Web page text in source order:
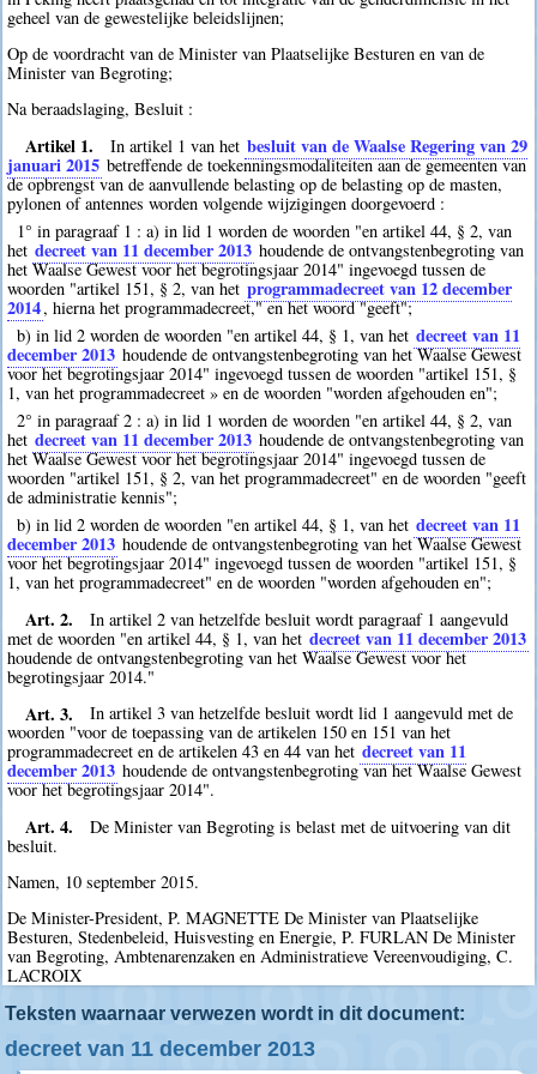
geheel van de gewestelijke beleidslijnen;
Op de voordracht van de Minister van Plaatselijke Besturen en van de
Minister van Begroting;
Na beraadslaging, Besluit :
Artikel 1. In artikel 1 van het besluit van de Waalse Regering van 29
januari 2015 betreffende de toekenningsmodaliteiten aan de gemeenten van
de opbrengst van de aanvullende belasting op de belasting op de masten,
pylonen of antennes worden volgende wijzigingen doorgevoerd :
1° in paragraaf 1 : a) in lid 1 worden de woorden "en artikel 44, § 2, van
het decreet van 11 december 2013 houdende de ontvangstenbegroting van
het Waalse Gewest voor het begrotingsjaar 2014" ingevoegd tussen de
woorden "artikel 151, § 2, van het programmadecreet van 12 december
2014, hierna het programmadecreet," en het woord "geeft";
b) in lid 2 worden de woorden "en artikel 44, § 1, van het decreet van 11
december 2013 houdende de ontvangstenbegroting van het Waalse Gewest
voor het begrotingsjaar 2014" ingevoegd tussen de woorden "artikel 151, §
1, van het programmadecreet » en de woorden "worden afgehouden en";
2° in paragraaf 2 : a) in lid 1 worden de woorden "en artikel 44, § 2, van
het decreet van 11 december 2013 houdende de ontvangstenbegroting van
het Waalse Gewest voor het begrotingsjaar 2014" ingevoegd tussen de
woorden "artikel 151, § 2, van het programmadecreet" en de woorden "geeft
de administratie kennis";
b) in lid 2 worden de woorden "en artikel 44, § 1, van het decreet van 11
december 2013 houdende de ontvangstenbegroting van het Waalse Gewest
voor het begrotingsjaar 2014" ingevoegd tussen de woorden "artikel 151, §
1, van het programmadecreet" en de woorden "worden afgehouden en";
Art. 2.
In artikel 2 van hetzelfde besluit wordt paragraaf 1 aangevuld
met de woorden "en artikel 44, § 1, van het decreet van 11 december 2013
houdende de ontvangstenbegroting van het Waalse Gewest voor het
begrotingsjaar 2014."
Art. 3.
In artikel 3 van hetzelfde besluit wordt lid 1 aangevuld met de
woorden "voor de toepassing van de artikelen 150 en 151 van het
programmadecreet en de artikelen 43 en 44 van het decreet van 11
december 2013 houdende de ontvangstenbegroting van het Waalse Gewest
voor het begrotingsjaar 2014".
Art. 4.
De Minister van Begroting is belast met de uitvoering van dit
besluit.
Namen, 10 september 2015.
De Minister-President, P. MAGNETTE De Minister van Plaatselijke
Besturen, Stedenbeleid, Huisvesting en Energie, P. FURLAN De Minister
van Begroting, Ambtenarenzaken en Administratieve Vereenvoudiging, C.
LACROIX
Teksten waarnaar verwezen wordt in dit document:
decreet van 11 december 2013